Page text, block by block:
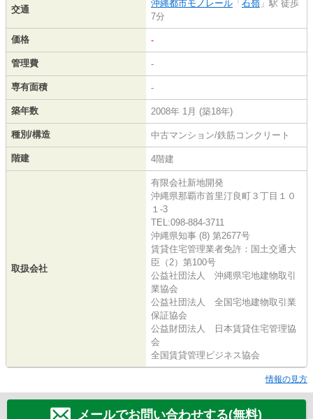
交通
沖縄都市モノレール 「 石嶺 」駅 徒歩
7分
価格 -
管理費 -
専有面積 -
築年数 2008年 1月 (築18年)
種別/構造 中古マンション/鉄筋コンクリート
階建 4階建
取扱会社
有限会社新地開発
沖縄県那覇市首里汀良町３丁目１０
１-3
TEL:098-884-3711
沖縄県知事 (8) 第2677号
賃貸住宅管理業者免許：国土交通大
臣（2）第100号
公益社団法人 沖縄県宅地建物取引
業協会
公益社団法人 全国宅地建物取引業
保証協会
公益財団法人 日本賃貸住宅管理協
会
全国賃貸管理ビジネス協会
情報の見方
メールでお問い合わせする(無料)